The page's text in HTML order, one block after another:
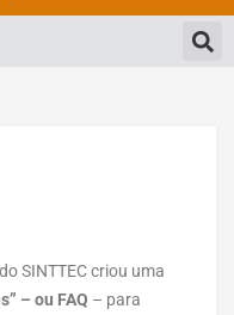
SINTTEC criou uma
– ou FAQ – para